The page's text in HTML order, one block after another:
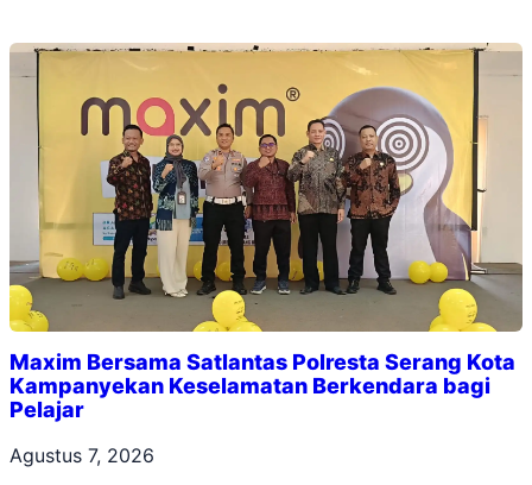
Maxim Bersama Satlantas Polresta Serang Kota
Kampanyekan Keselamatan Berkendara bagi
Pelajar
Agustus 7, 2026